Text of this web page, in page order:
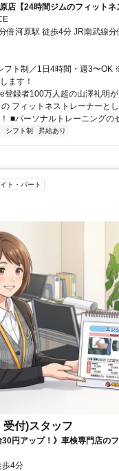
店【24時間ジムのフィット
ブあり／昇給・昇格あり
"京王線分倍河原駅 徒歩4分 JR南武
フト制／1日4時間・週3〜OK
ます！
登録者100万人超の山澤礼明
の フィットネストレーナーと
■パーソナルトレーニングの
シフト制 昇給あり
ト・パート
受付)スタッフ
30円アップ！》車検専門店の
フト自由★子育てと両立OK
歩4分